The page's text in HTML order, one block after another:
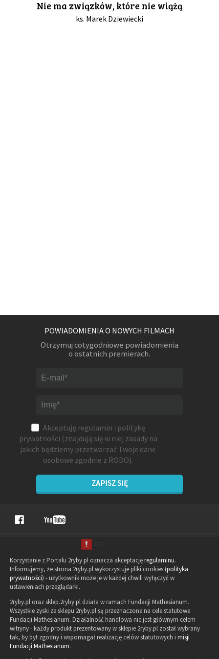
Nie ma związków, które nie wiążą
ks. Marek Dziewiecki
POWIADOMIENIA O NOWYCH FILMACH
Otrzymuj cotygodniowe powiadomienia
o ostatnich premierach.
Akceptuję regulamin i politykę
prywatności (znajdują się w niej zasady na
jakich będziemy przetwarzać Twoje dane
osobowe zgodnie z RODO).
ZAPISZ SIĘ
Korzystanie z Portalu 2ryby.pl oznacza akceptacjęregulaminu.
Informujemy, że strona 2ryby.pl wykorzystuje pliki cookies (polityka
prywatności) - użytkownik może je w każdej chwili wyłączyć w
ustawieniach przeglądarki.
2ryby.pl oraz sklep.2ryby.pl działa w ramach Fundacji Mathesianum.
Wszystkie zyski ze sklepu 2ryby.pl są przeznaczone na cele statutowe
Fundacji Mathesianum. Działalność handlowa nie jest głównym celem
witryny - każdy produkt prezentowany w sklepie 2ryby.pl został wybrany
tak, by był zgodny i wspomagał realizację celów statutowych i misji
Fundacji Mathesianum.